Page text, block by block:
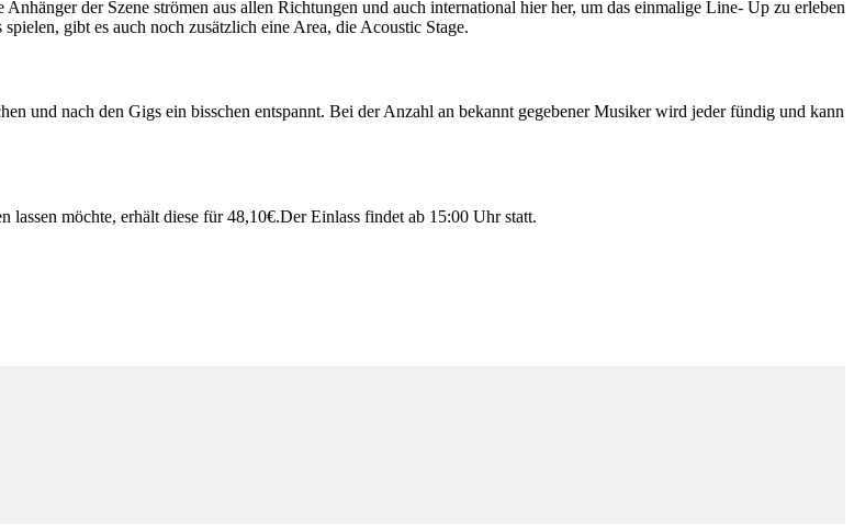
der Szene strömen aus allen Richtungen und auch international hier her, um das einmalige Line- Up zu erleben
gibt es auch noch zusätzlich eine Area, die Acoustic Stage.
und nach den Gigs ein bisschen entspannt. Bei der Anzahl an bekannt gegebener Musiker wird jeder fündig und kann
möchte, erhält diese für 48,10€.Der Einlass findet ab 15:00 Uhr statt.